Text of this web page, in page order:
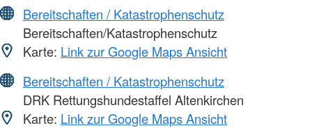
Bereitschaften / Katastrophenschutz
Bereitschaften/Katastrophenschutz
Karte: Link zur Google Maps Ansicht
Bereitschaften / Katastrophenschutz
DRK Rettungshundestaffel Altenkirchen
Karte: Link zur Google Maps Ansicht